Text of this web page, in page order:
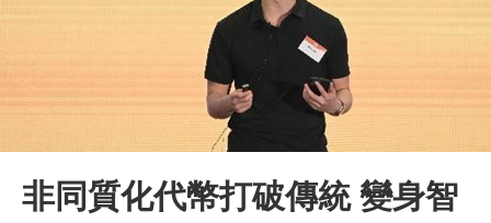
非同質化代幣打破傳統 變身智